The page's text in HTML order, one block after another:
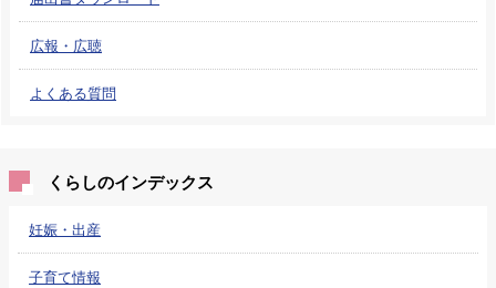
広報・広聴
よくある質問
くらしのインデックス
妊娠・出産
子育て情報